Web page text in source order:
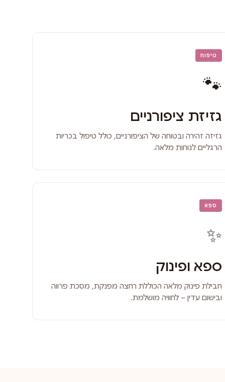
טיפוח
🐾
גזיזת ציפורניים
גזיזה זהירה ובטוחה של הציפורניים, כולל טיפול בכריות
הרגליים לנוחות מלאה.
ספא
✨
ספא ופינוק
חבילת פינוק מלאה הכוללת רחצה מפנקת, מסכת פרווה
ובישום עדין – לחוויה מושלמת.